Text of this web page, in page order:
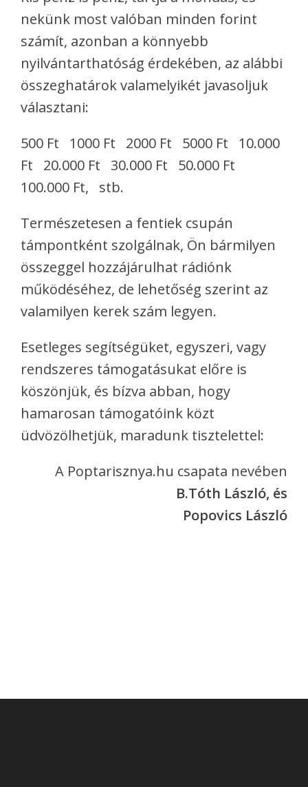
nekünk most valóban minden forint
számít, azonban a könnyebb
nyilvántarthatóság érdekében, az alábbi
összeghatárok valamelyikét javasoljuk
választani:
500 Ft 1000 Ft 2000 Ft 5000 Ft 10.000
Ft 20.000 Ft 30.000 Ft 50.000 Ft
100.000 Ft, stb.
Természetesen a fentiek csupán
támpontként szolgálnak, Ön bármilyen
összeggel hozzájárulhat rádiónk
működéséhez, de lehetőség szerint az
valamilyen kerek szám legyen.
Esetleges segítségüket, egyszeri, vagy
rendszeres támogatásukat előre is
köszönjük, és bízva abban, hogy
hamarosan támogatóink közt
üdvözölhetjük, maradunk tisztelettel:
A Poptarisznya.hu csapata nevében
B.Tóth László, és
Popovics László